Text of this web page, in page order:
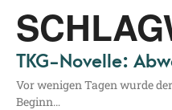
TKG-Novelle:
Vor weni­gen Tagen wur­de
Beginn…